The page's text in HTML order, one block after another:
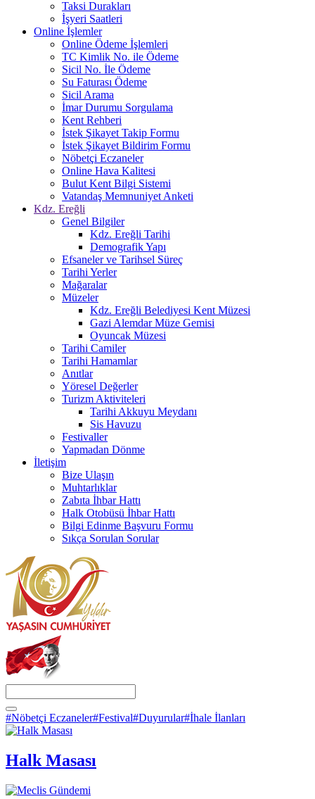
Taksi Durakları
İşyeri Saatleri
Online İşlemler
Online Ödeme İşlemleri
TC Kimlik No. ile Ödeme
Sicil No. İle Ödeme
Su Faturası Ödeme
Sicil Arama
İmar Durumu Sorgulama
Kent Rehberi
İstek Şikayet Takip Formu
İstek Şikayet Bildirim Formu
Nöbetçi Eczaneler
Online Hava Kalitesi
Bulut Kent Bilgi Sistemi
Vatandaş Memnuniyet Anketi
Kdz. Ereğli
Genel Bilgiler
Kdz. Ereğli Tarihi
Demografik Yapı
Efsaneler ve Tarihsel Süreç
Tarihi Yerler
Mağaralar
Müzeler
Kdz. Ereğli Belediyesi Kent Müzesi
Gazi Alemdar Müze Gemisi
Oyuncak Müzesi
Tarihi Camiler
Tarihi Hamamlar
Anıtlar
Yöresel Değerler
Turizm Aktiviteleri
Tarihi Akkuyu Meydanı
Sis Havuzu
Festivaller
Yapmadan Dönme
İletişim
Bize Ulaşın
Muhtarlıklar
Zabıta İhbar Hattı
Halk Otobüsü İhbar Hattı
Bilgi Edinme Başvuru Formu
Sıkça Sorulan Sorular
#Nöbetçi Eczaneler#Festival#Duyurular#İhale İlanları
Halk Masası